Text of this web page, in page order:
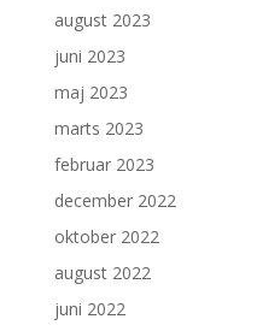
august 2023
juni 2023
maj 2023
marts 2023
februar 2023
december 2022
oktober 2022
august 2022
juni 2022